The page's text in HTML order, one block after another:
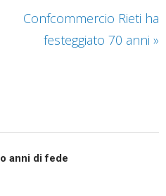
Confcommercio Rieti ha
festeggiato 70 anni »
anni di fede